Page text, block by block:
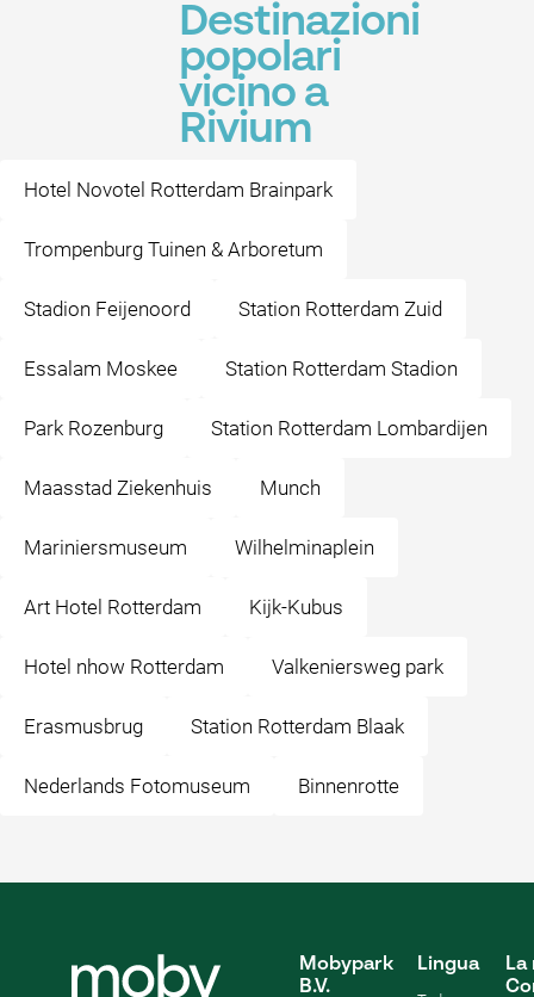
Destinazioni
popolari
vicino a
Rivium
Hotel Novotel Rotterdam Brainpark
Trompenburg Tuinen & Arboretum
Stadion Feijenoord Station Rotterdam Zuid
Essalam Moskee Station Rotterdam Stadion
Park Rozenburg Station Rotterdam Lombardijen
Maasstad Ziekenhuis Munch
Mariniersmuseum Wilhelminaplein
Art Hotel Rotterdam Kijk-Kubus
Hotel nhow Rotterdam Valkeniersweg park
Erasmusbrug Station Rotterdam Blaak
Nederlands Fotomuseum Binnenrotte
Mobypark
B.V.
Lingua
La